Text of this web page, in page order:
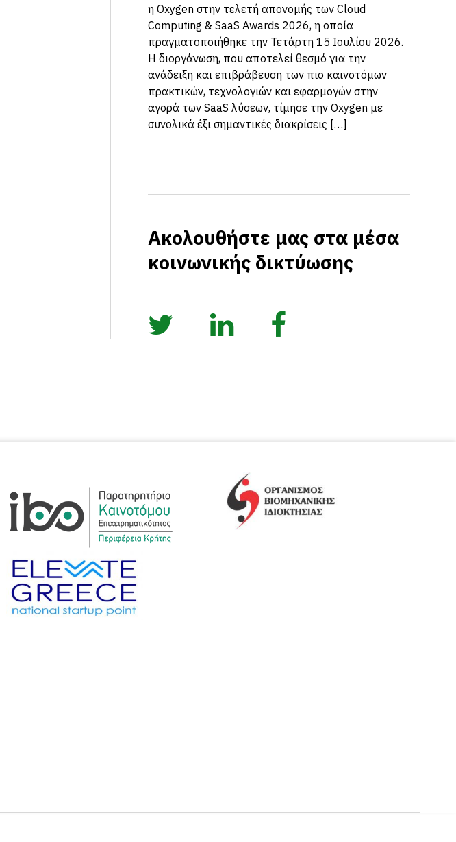
η Oxygen στην τελετή απονομής των Cloud
Computing & SaaS Awards 2026, η οποία
πραγματοποιήθηκε την Τετάρτη 15 Ιουλίου 2026.
Η διοργάνωση, που αποτελεί θεσμό για την
ανάδειξη και επιβράβευση των πιο καινοτόμων
πρακτικών, τεχνολογιών και εφαρμογών στην
αγορά των SaaS λύσεων, τίμησε την Oxygen με
συνολικά έξι σημαντικές διακρίσεις […]
Ακολουθήστε μας στα μέσα
κοινωνικής δικτύωσης